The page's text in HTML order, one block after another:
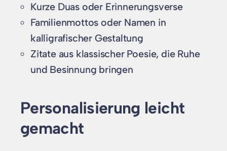
Kurze Duas oder Erinnerungsverse
Familienmottos oder Namen in
kalligrafischer Gestaltung
Zitate aus klassischer Poesie, die Ruhe
und Besinnung bringen
Personalisierung leicht
gemacht